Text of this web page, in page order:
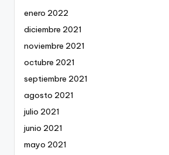
enero 2022
diciembre 2021
noviembre 2021
octubre 2021
septiembre 2021
agosto 2021
julio 2021
junio 2021
mayo 2021